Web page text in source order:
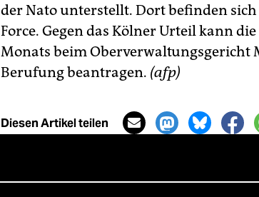
der Nato unterstellt. Dort befinden
Force. Gegen das Kölner Urteil kann
Monats beim Oberverwaltungsgericht
Berufung beantragen. (afp)
Diesen Artikel teilen